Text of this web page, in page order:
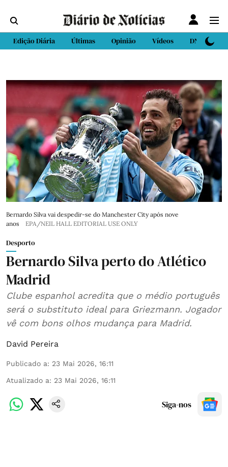
Edição Diária Últimas Opinião Vídeos DN Sport
Bernardo Silva vai despedir-se do Manchester City após nove
anos
EPA/NEIL HALL EDITORIAL USE ONLY
Desporto
Bernardo Silva perto do Atlético
Madrid
Clube espanhol acredita que o médio português
será o substituto ideal para Griezmann. Jogador
vê com bons olhos mudança para Madrid.
David Pereira
Publicado a: 23 Mai 2026, 16:11
Atualizado a: 23 Mai 2026, 16:11
Siga-nos